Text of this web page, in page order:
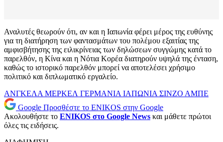
Αναλυτές θεωρούν ότι, αν και η Ιαπωνία φέρει μέρος της ευθύνης
για τη διατήρηση των φαντασμάτων του πολέμου εξαιτίας της
αμφισβήτησης της ειλικρίνειας των δηλώσεων συγγώμης κατά το
παρελθόν, η Κίνα και η Νότια Κορέα διατηρούν υψηλά της ένταση,
καθώς το ιστορικό παρελθόν μπορεί να αποτελέσει χρήσιμο
πολιτικό και διπλωματικό εργαλείο.
ΑΝΓΚΕΛΑ ΜΕΡΚΕΛ ΓΕΡΜΑΝΙΑ ΙΑΠΩΝΙΑ ΣΙΝΖΟ ΑΜΠΕ
Google Προσθέστε το ENIKOS στην Google
Ακολουθήστε το ENIKOS στο Google News και μάθετε πρώτοι
όλες τις ειδήσεις.